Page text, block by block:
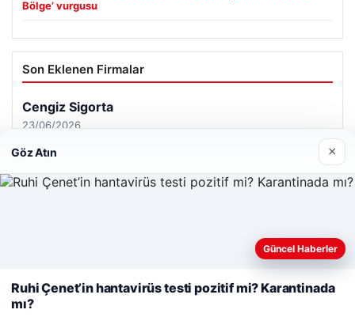
Bölge’ vurgusu
Son Eklenen Firmalar
Cengiz Sigorta
23/06/2026
Web sitemizi nasıl kullandığınızı daha iyi anlayabilmek,
kullanıyoruz.Çerez Politikamız
Reddet
Göz Atın ×
Güncel Haberler
Ruhi Çenet’in hantavirüs testi pozitif mi? Karantinada
mı?
Tercüme Bürosu| Malta Dil Okulu|lemagrup.com.tr
escortescort
escort
escort
escort
giriş